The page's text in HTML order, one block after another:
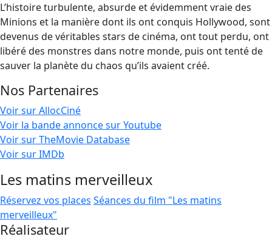
L’histoire turbulente, absurde et évidemment vraie des
Minions et la manière dont ils ont conquis Hollywood, sont
devenus de véritables stars de cinéma, ont tout perdu, ont
libéré des monstres dans notre monde, puis ont tenté de
sauver la planète du chaos qu’ils avaient créé.
Nos Partenaires
Voir sur AllocCiné
Voir la bande annonce sur Youtube
Voir sur TheMovie Database
Voir sur IMDb
Les matins merveilleux
Réservez vos places Séances du film "Les matins
merveilleux"
Réalisateur